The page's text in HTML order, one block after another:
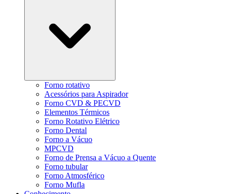
Forno rotativo
Acessórios para Aspirador
Forno CVD & PECVD
Elementos Térmicos
Forno Rotativo Elétrico
Forno Dental
Forno a Vácuo
MPCVD
Forno de Prensa a Vácuo a Quente
Forno tubular
Forno Atmosférico
Forno Mufla